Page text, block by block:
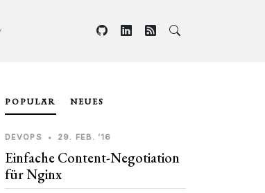
POPULÄR NEUES
DEVOPS • 29. FEB. ’16
Einfache Content-Negotiation
für Nginx